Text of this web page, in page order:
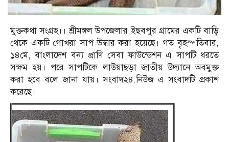
মুক্তকথা সংগ্রহ।। শ্রীমঙ্গল উপজেলার ইছবপুর গ্রামের একটি বাড়ি
থেকে একটি গোখরা সাপ উদ্ধার করা হয়েছে। গত বৃহস্পতিবার,
১৪মে, বাংলাদেশ বন্য প্রাণি সেবা ফাউন্ডেশন এ সাপটি ধরতে
সক্ষম হয়। পরে সাপটিকে লাউয়াছড়া জাতীয় উদ্যানে অবমুক্ত
করা হবে বলে জানা যায়। সংবাদ২৪.নিউজ এ সংবাদটি প্রকাশ
করেছে।